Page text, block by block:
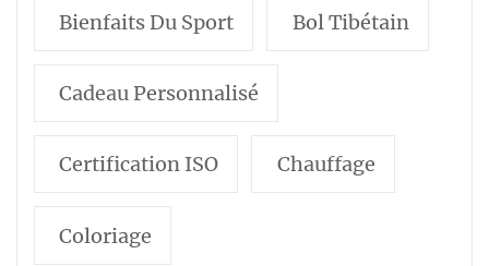
Bienfaits Du Sport Bol Tibétain
Cadeau Personnalisé
Certification ISO Chauffage
Coloriage